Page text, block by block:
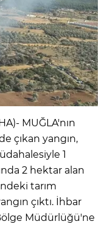
MUĞLA'nın
çıkan yangın,
1
2 hektar alan
tarım
çıktı. İhbar
Müdürlüğü'ne